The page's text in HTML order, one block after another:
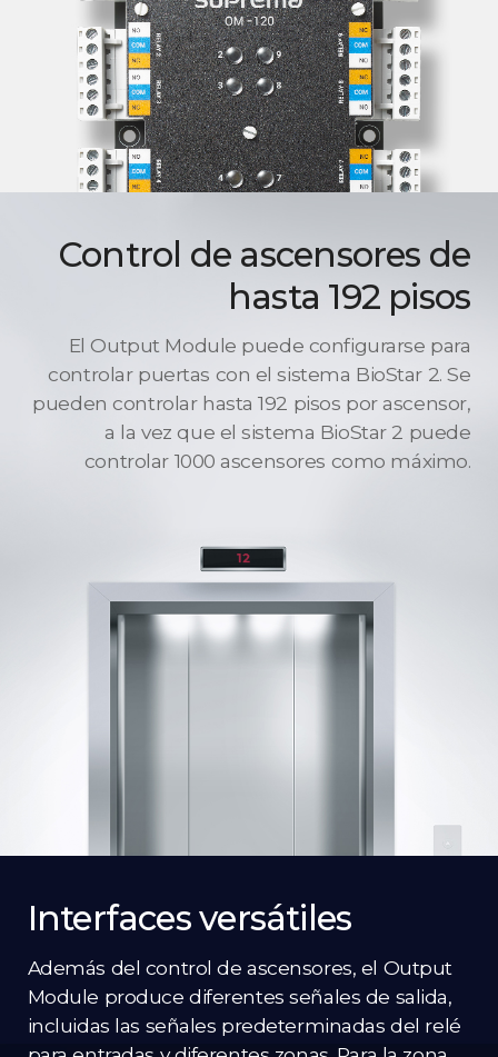
Control de ascensores de
hasta 192 pisos
El Output Module puede configurarse para
controlar puertas con el sistema BioStar 2. Se
pueden controlar hasta 192 pisos por ascensor,
a la vez que el sistema BioStar 2 puede
controlar 1000 ascensores como máximo.
Interfaces versátiles
Además del control de ascensores, el Output
Module produce diferentes señales de salida,
incluidas las señales predeterminadas del relé